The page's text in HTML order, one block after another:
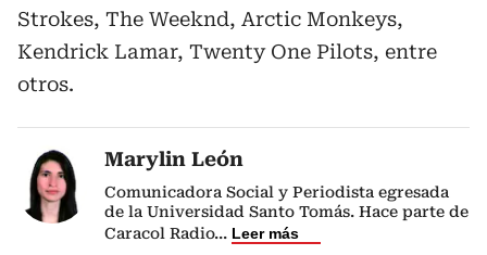
Strokes, The Weeknd, Arctic Monkeys,
Kendrick Lamar, Twenty One Pilots, entre
otros.
Marylin León
Comunicadora Social y Periodista egresada
de la Universidad Santo Tomás. Hace parte de
Caracol Radio... Leer más